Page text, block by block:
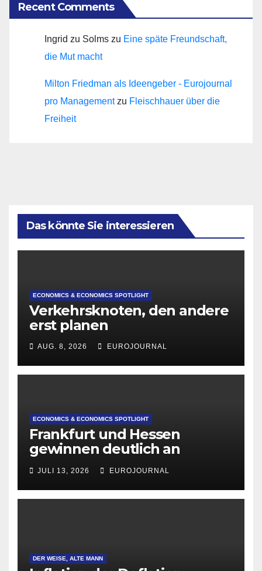
Recent Comments
Ingrid zu Solms zu Eine späte Freundschaft,
die Mut macht
Milton Friedman als Ideengeber - Eurojournal
pro Managementzu Fleischhauer über die
Freiheit
Das könnte Sie interessieren
ECONOMICS & ECONOMICS SPOTLIGHT
Verkehrsknoten, den andere
erst planen
AUG. 8, 2026 EUROJOURNAL
ECONOMICS & ECONOMICS SPOTLIGHT
Frankfurt und Hessen
gewinnen deutlich an
Attraktivität für Startup-
Gründungen
JULI 13, 2026 EUROJOURNAL
DER WEISE, ALTE MANN